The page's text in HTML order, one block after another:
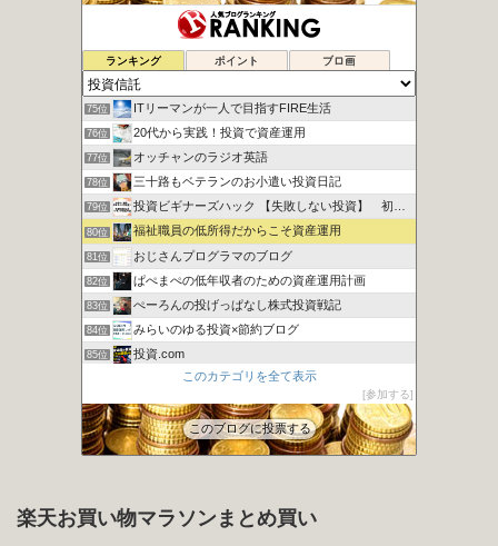
ランキング ポイント ブロ画
73位 シュウの２０代副業で１００万円への道
74位 地道にぽちぽちポイント長者
75位 ITリーマンが一人で目指すFIRE生活
76位 20代から実践！投資で資産運用
77位 オッチャンのラジオ英語
78位 三十路もベテランのお小遣い投資日記
79位 投資ビギナーズハック 【失敗しない投資】 初心者向け講座
80位 福祉職員の低所得だからこそ資産運用
81位 おじさんプログラマのブログ
82位 ぱぺまぺの低年収者のための資産運用計画
83位 ぺーろんの投げっぱなし株式投資戦記
84位 みらいのゆる投資×節約ブログ
85位 投資.com
ますい画伯とインデックス投資？
87位 カンガルーブログ 今より豊かな生活を手に入れる
このカテゴリを全て表示
参加する
このブログに投票する
楽天お買い物マラソンまとめ買い